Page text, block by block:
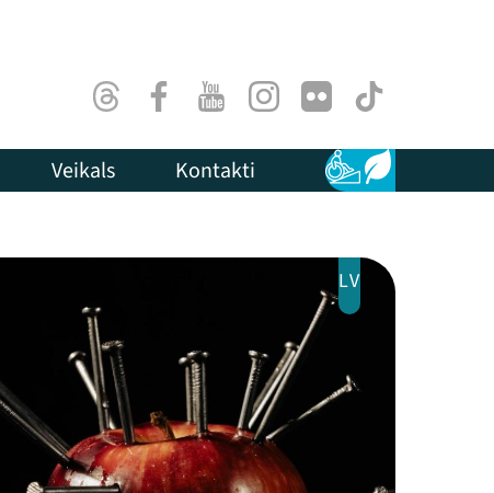
ThreadsFacebookYoutubeInstagram
Flick TikTok
Veikals Kontakti Pieejamība
Ilgtspēja
LV